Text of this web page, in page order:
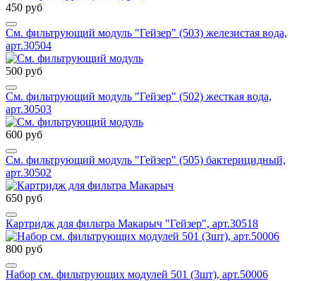
450 руб
См. фильтрующий модуль "Гейзер" (503) железистая вода,
арт.30504
500 руб
См. фильтрующий модуль "Гейзер" (502) жесткая вода,
арт.30503
600 руб
См. фильтрующий модуль "Гейзер" (505) бактерицидный,
арт.30502
650 руб
Картридж для фильтра Макарыч "Гейзер", арт.30518
800 руб
Набор см. фильтрующих модулей 501 (3шт), арт.50006